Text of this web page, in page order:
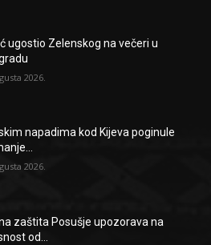
ugostio Zelenskog na večeri u
2026.
napadima kod Kijeva poginule
2026.
zaštita Posušje upozorava na
od...